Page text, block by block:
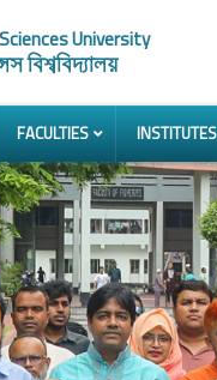
University
বিশ্ববিদ্যালয়
FACULTIES INSTITUTES